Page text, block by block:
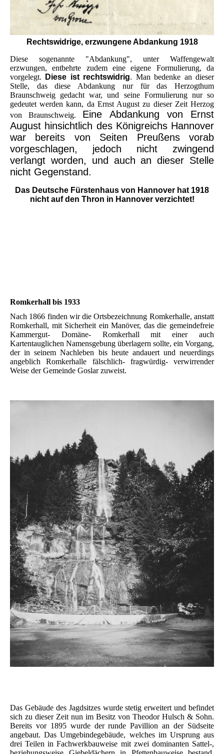
Rechtswidrige, erzwungene Abdankung 1918
Diese sogenannte "Abdankung", unter Waffengewalt
erzwungen, entbehrte zudem eine eigene Formulierung, da
vorgelegt.
Diese ist rechtswidrig. Man bedenke an dieser
Stelle, das diese Abdankung nur für das Herzogthum
Braunschweig gedacht war, und seine Formulierung nur so
gedeutet werden kann, da Ernst August zu dieser Zeit Herzog
von Braunschweig. Eine Abdankung von Ernst
August hinsichtlich des Königreichs Hannover
war bereits von Seiten Preußens vorab
vorgeschlagen, jedoch nicht zwingend
verlangt worden, und auch an dieser Stelle
nicht Gegenstand.
Das Deutsche Fürstenhaus von Hannover hat 1918
nicht auf den Thron in Hannover verzichtet!
Romkerhall bis 1933
Nach 1866 finden wir die Ortsbezeichnung Romkerhalle, anstatt
Romkerhall, mit Sicherheit ein Manöver, das die gemeindefreie
Kammergut- Domäne- Romkerhall mit einer auch
Kartentauglichen Namensgebung überlagern sollte, ein Vorgang,
der in seinem Nachleben bis heute andauert und neuerdings
angeblich Romkerhalle fälschlich- fragwürdig- verwirrender
Weise der Gemeinde Goslar zuweist.
Das Gebäude des Jagdsitzes wurde stetig erweitert und befindet
sich zu dieser Zeit nun im Besitz von Theodor Hulsch & Sohn.
Bereits vor 1895 wurde der runde Pavillion an der Südseite
angebaut. Das Umgebindegebäude, welches im Ursprung aus
drei Teilen in Fachwerkbauweise mit zwei dominanten Sattel-,